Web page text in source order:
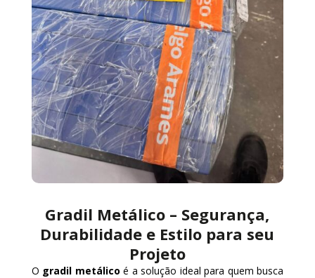
Gradil Metálico – Segurança,
Durabilidade e Estilo para seu
Projeto
O gradil metálico é a solução ideal para quem busca